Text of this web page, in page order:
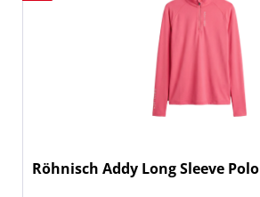
Röhnisch Addy Long Sleeve Polo